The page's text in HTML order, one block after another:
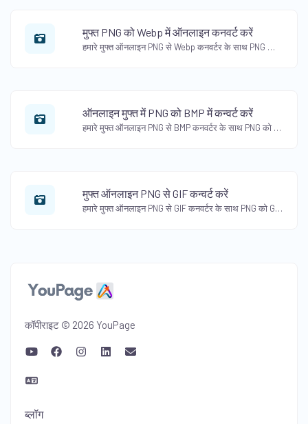
मुफ्त PNG को Webp में ऑनलाइन कनवर्ट करें
हमारे मुफ्त ऑनलाइन PNG से Webp कनवर्टर के साथ PNG को Webp प्रारूप में आसानी से कनवर्ट करें। गुणवत्ता खोने के बिना छवियों को संपीड़ित करें।
ऑनलाइन मुफ्त में PNG को BMP में कन्वर्ट करें
हमारे मुफ्त ऑनलाइन PNG से BMP कनवर्टर के साथ PNG को BMP प्रारूप में बदलें। रंग और विस्तार को संरक्षित रखते हुए आसानी से छवियाँ कनवर्ट करें।
मुफ्त ऑनलाइन PNG से GIF कन्वर्ट करें
हमारे मुफ्त ऑनलाइन PNG से GIF कनवर्टर के साथ PNG को GIF प्रारूप में बदलें। PNG छवियों से आसानी से एनीमेटेड GIF बनाएँ।
कॉपीराइट © 2026 YouPage
ब्लॉग